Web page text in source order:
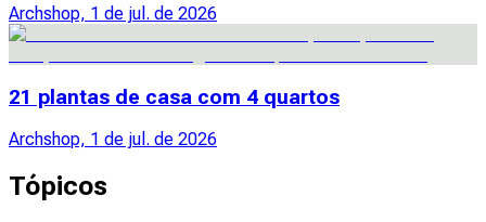
Archshop, 1 de jul. de 2026
21 plantas de casa com 4 quartos
Archshop, 1 de jul. de 2026
Tópicos